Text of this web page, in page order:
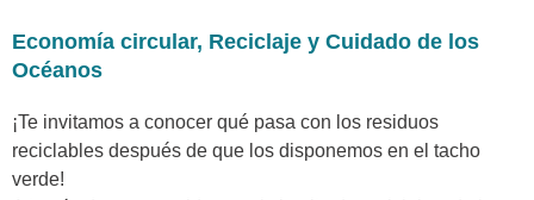
Economía circular, Reciclaje y Cuidado de los
Océanos
¡Te invitamos a conocer qué pasa con los residuos
reciclables después de que los disponemos en el tacho
verde!